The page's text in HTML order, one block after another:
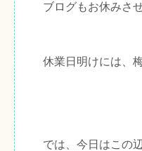
ブログもお休みさ
休業日明けには、
では、今日はこの